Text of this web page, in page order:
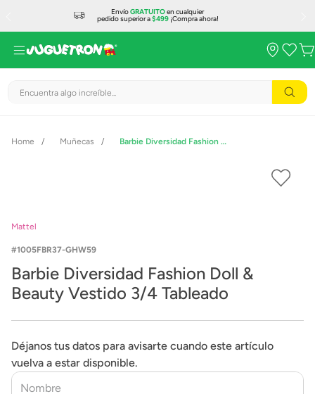
EnvíoGRATUITOen cualquier
pedido superior a$499¡Compra ahora!
Encuentra algo increíble...
Muñecas Barbie Diversidad Fashion Doll & Beauty Vestido 3/4 Tableado
Mattel
1005FBR37-GHW59
Barbie Diversidad Fashion Doll &
Beauty Vestido 3/4 Tableado
Déjanos tus datos para avisarte cuando este artículo
vuelva a estar disponible.